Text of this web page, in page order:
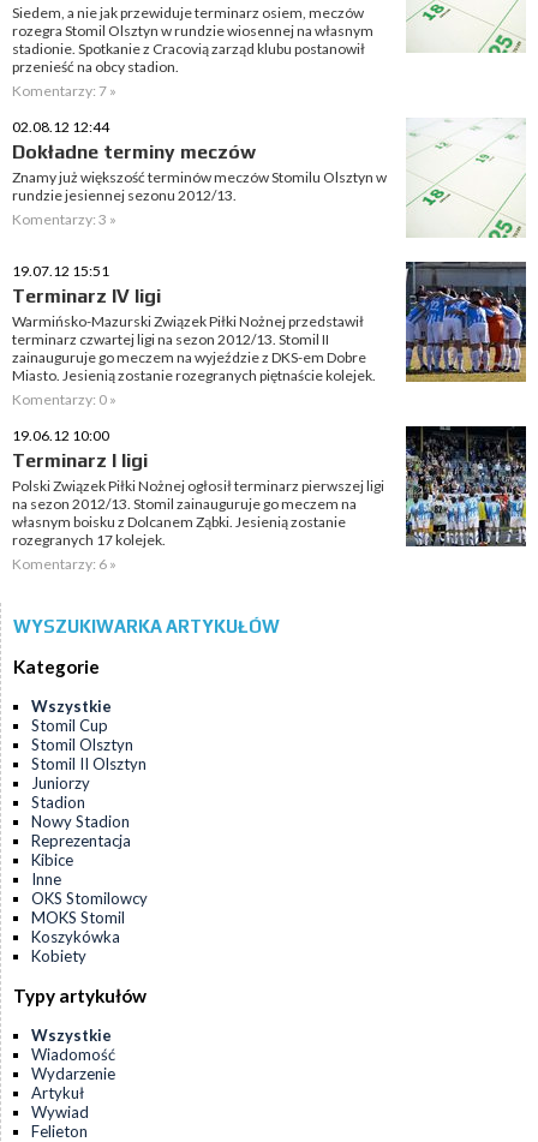
Siedem, a nie jak przewiduje terminarz osiem, meczów
rozegra Stomil Olsztyn w rundzie wiosennej na własnym
stadionie. Spotkanie z Cracovią zarząd klubu postanowił
przenieść na obcy stadion.
Komentarzy: 7 »
02.08.12 12:44
Dokładne terminy meczów
Znamy już większość terminów meczów Stomilu Olsztyn w
rundzie jesiennej sezonu 2012/13.
Komentarzy: 3 »
19.07.12 15:51
Terminarz IV ligi
Warmińsko-Mazurski Związek Piłki Nożnej przedstawił
terminarz czwartej ligi na sezon 2012/13. Stomil II
zainauguruje go meczem na wyjeździe z DKS-em Dobre
Miasto. Jesienią zostanie rozegranych piętnaście kolejek.
Komentarzy: 0 »
19.06.12 10:00
Terminarz I ligi
Polski Związek Piłki Nożnej ogłosił terminarz pierwszej ligi
na sezon 2012/13. Stomil zainauguruje go meczem na
własnym boisku z Dolcanem Ząbki. Jesienią zostanie
rozegranych 17 kolejek.
Komentarzy: 6 »
WYSZUKIWARKA ARTYKUŁÓW
Kategorie
Wszystkie
Stomil Cup
Stomil Olsztyn
Stomil II Olsztyn
Juniorzy
Stadion
Nowy Stadion
Reprezentacja
Kibice
Inne
OKS Stomilowcy
MOKS Stomil
Koszykówka
Kobiety
Typy artykułów
Wszystkie
Wiadomość
Wydarzenie
Artykuł
Wywiad
Felieton